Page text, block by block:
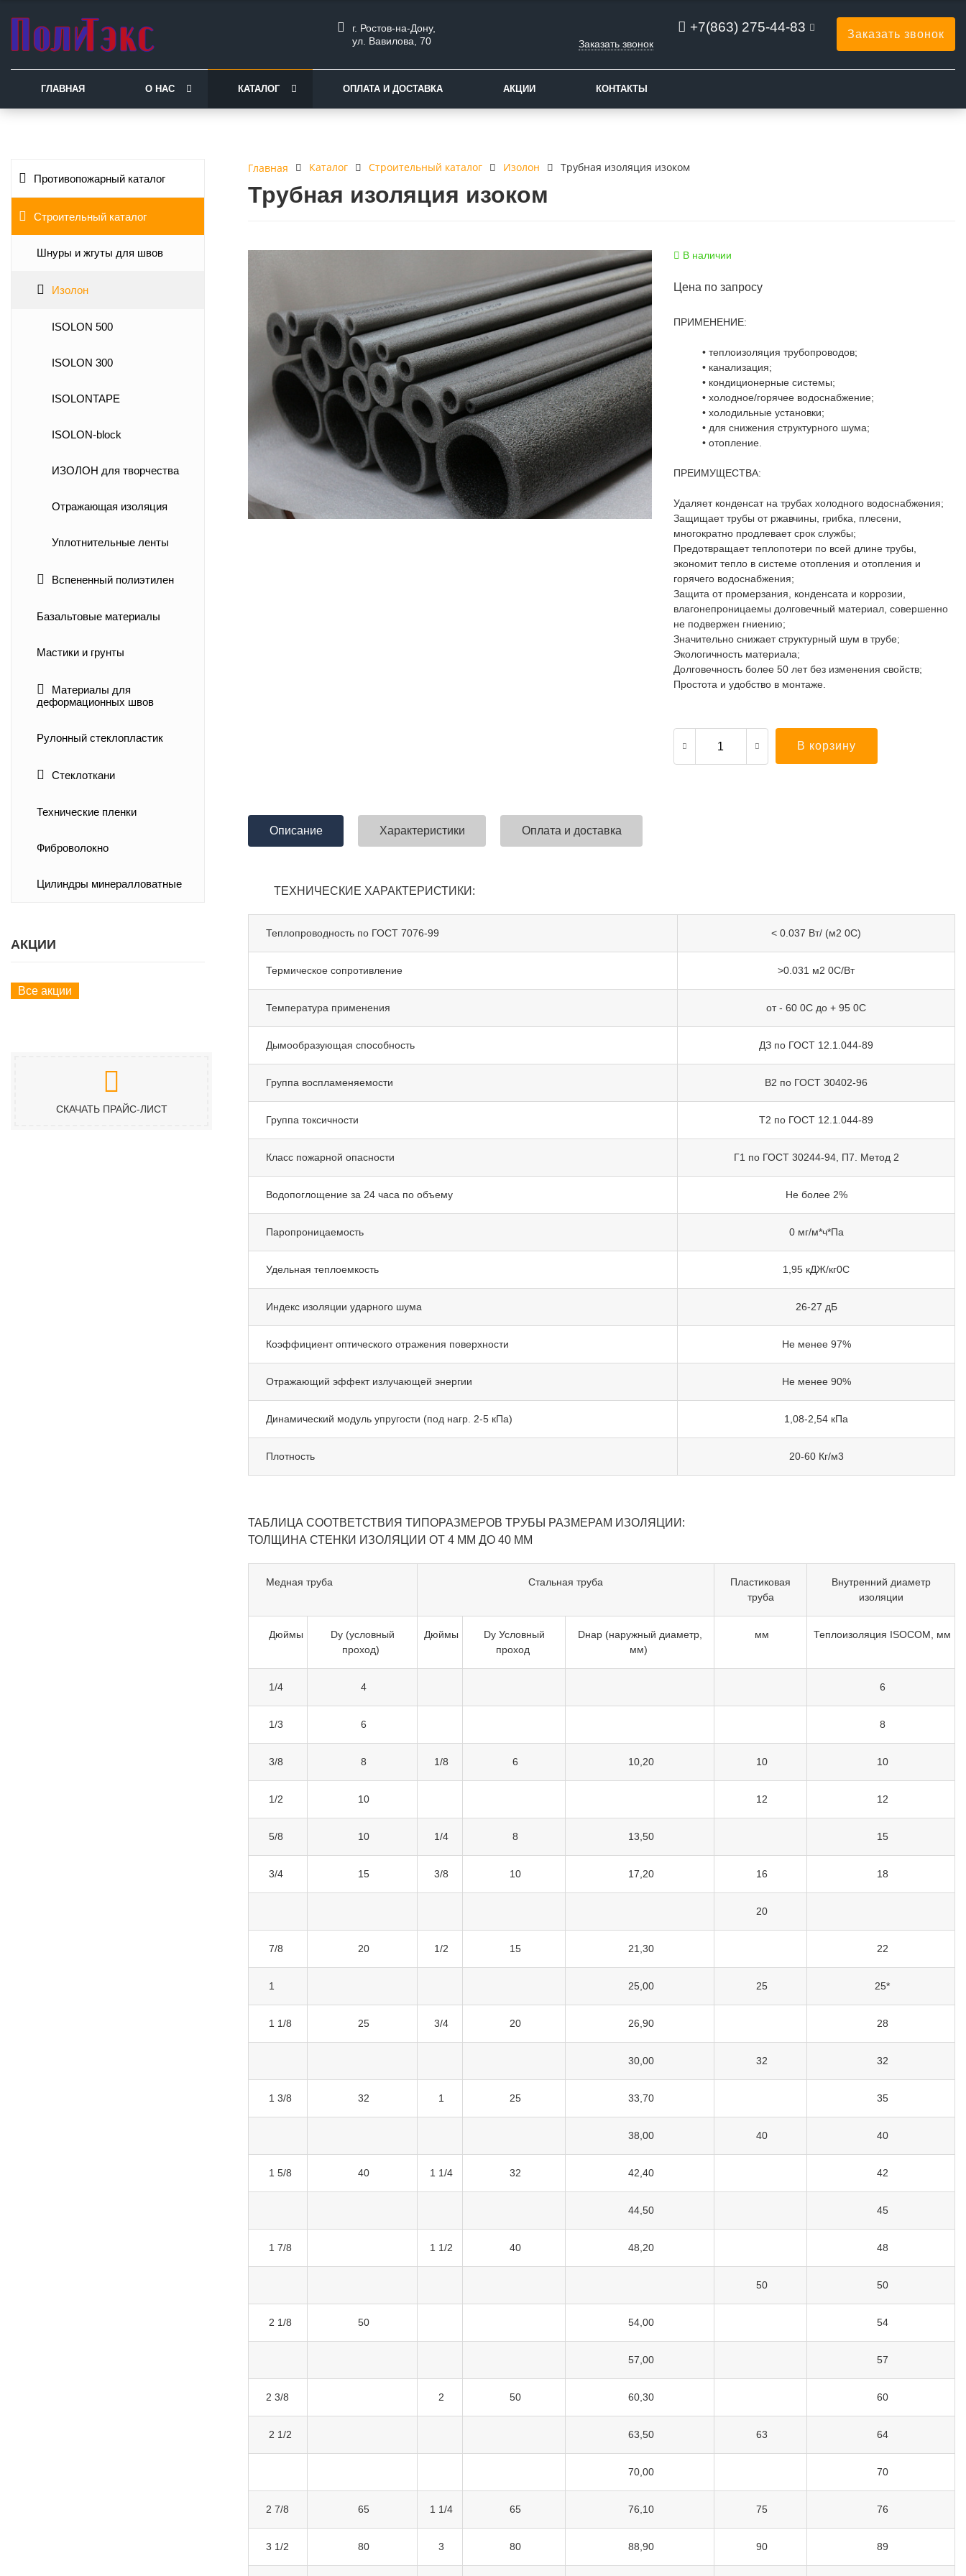
г. Ростов-на-Дону,
ул. Вавилова, 70
+7(863) 275-44-83
Заказать звонок
Заказать звонок
ГЛАВНАЯ О НАС КАТАЛОГ ОПЛАТА И ДОСТАВКА АКЦИИ КОНТАКТЫ
Противопожарный каталог
Строительный каталог
Шнуры и жгуты для швов
Изолон
ISOLON 500
ISOLON 300
ISOLONTAPE
ISOLON-block
ИЗОЛОН для творчества
Отражающая изоляция
Уплотнительные ленты
Вспененный полиэтилен
Базальтовые материалы
Мастики и грунты
Материалы для
деформационных швов
Рулонный стеклопластик
Стеклоткани
Технические пленки
Фиброволокно
Цилиндры минералловатные
АКЦИИ
Все акции
СКАЧАТЬ ПРАЙС-ЛИСТ
Главная Каталог Строительный каталог Изолон Трубная изоляция изоком
Трубная изоляция изоком
В наличии
Цена по запросу
ПРИМЕНЕНИЕ:
• теплоизоляция трубопроводов;
• канализация;
• кондиционерные системы;
• холодное/горячее водоснабжение;
• холодильные установки;
• для снижения структурного шума;
• отопление.
ПРЕИМУЩЕСТВА:
Удаляет конденсат на трубах холодного водоснабжения;
Защищает трубы от ржавчины, грибка, плесени,
многократно продлевает срок службы;
Предотвращает теплопотери по всей длине трубы,
экономит тепло в системе отопления и отопления и
горячего водоснабжения;
Защита от промерзания, конденсата и коррозии,
влагонепроницаемы долговечный материал, совершенно
не подвержен гниению;
Значительно снижает структурный шум в трубе;
Экологичность материала;
Долговечность более 50 лет без изменения свойств;
Простота и удобство в монтаже.
В корзину
Описание Характеристики Оплата и доставка
ТЕХНИЧЕСКИЕ ХАРАКТЕРИСТИКИ:
Теплопроводность по ГОСТ 7076-99 < 0.037 Вт/ (м2 0С)
Термическое сопротивление >0.031 м2 0С/Вт
Температура применения от - 60 0С до + 95 0С
Дымообразующая способность ДЗ по ГОСТ 12.1.044-89
Группа воспламеняемости В2 по ГОСТ 30402-96
Группа токсичности Т2 по ГОСТ 12.1.044-89
Класс пожарной опасности Г1 по ГОСТ 30244-94, П7. Метод 2
Водопоглощение за 24 часа по объему Не более 2%
Паропроницаемость 0 мг/м*ч*Па
Удельная теплоемкость 1,95 кДЖ/кг0С
Индекс изоляции ударного шума 26-27 дБ
Коэффициент оптического отражения поверхности Не менее 97%
Отражающий эффект излучающей энергии Не менее 90%
Динамический модуль упругости (под нагр. 2-5 кПа) 1,08-2,54 кПа
Плотность 20-60 Кг/м3
ТАБЛИЦА СООТВЕТСТВИЯ ТИПОРАЗМЕРОВ ТРУБЫ РАЗМЕРАМ ИЗОЛЯЦИИ:
ТОЛЩИНА СТЕНКИ ИЗОЛЯЦИИ ОТ 4 ММ ДО 40 ММ
Медная труба Стальная труба
Пластиковая
труба
Внутренний диаметр
изоляции
Дюймы
Dy (условный
проход)
Дюймы
Dy Условный
проход
Dнар (наружный диаметр,
мм)
мм Теплоизоляция ISOCOM, мм
1/4 4 6
1/3 6 8
3/8 8 1/8 6 10,20 10 10
1/2 10 12 12
5/8 10 1/4 8 13,50 15
3/4 15 3/8 10 17,20 16 18
20
7/8 20 1/2 15 21,30 22
1 25,00 25 25*
1 1/8 25 3/4 20 26,90 28
30,00 32 32
1 3/8 32 1 25 33,70 35
38,00 40 40
1 5/8 40 1 1/4 32 42,40 42
44,50 45
1 7/8 1 1/2 40 48,20 48
50 50
2 1/8 50 54,00 54
57,00 57
2 3/8 2 50 60,30 60
2 1/2 63,50 63 64
70,00 70
2 7/8 65 1 1/4 65 76,10 75 76
3 1/2 80 3 80 88,90 90 89